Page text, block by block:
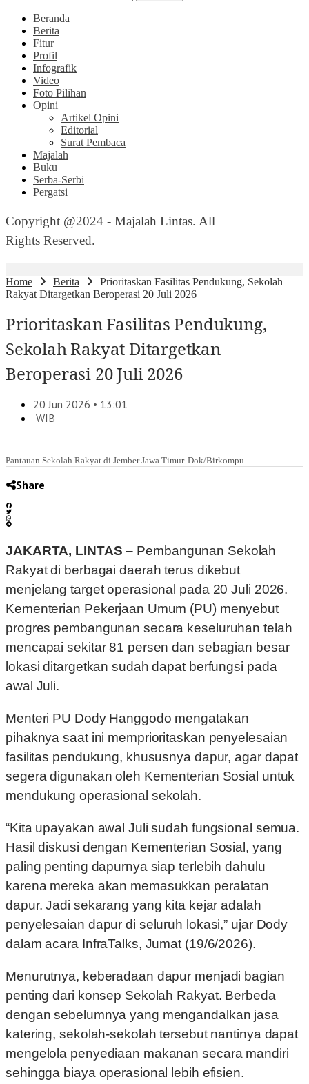
Beranda
Berita
Fitur
Profil
Infografik
Video
Foto Pilihan
Opini
Artikel Opini
Editorial
Surat Pembaca
Majalah
Buku
Serba-Serbi
Pergatsi
Copyright @2024 - Majalah Lintas. All
Rights Reserved.
Home Berita
Prioritaskan Fasilitas Pendukung, Sekolah
Rakyat Ditargetkan Beroperasi 20 Juli 2026
Prioritaskan Fasilitas Pendukung,
Sekolah Rakyat Ditargetkan
Beroperasi 20 Juli 2026
20 Jun 2026 • 13:01
WIB
Pantauan Sekolah Rakyat di Jember Jawa Timur. Dok/Birkompu
Share
JAKARTA, LINTAS – Pembangunan Sekolah
Rakyat di berbagai daerah terus dikebut
menjelang target operasional pada 20 Juli 2026.
Kementerian Pekerjaan Umum (PU) menyebut
progres pembangunan secara keseluruhan telah
mencapai sekitar 81 persen dan sebagian besar
lokasi ditargetkan sudah dapat berfungsi pada
awal Juli.
Menteri PU Dody Hanggodo mengatakan
pihaknya saat ini memprioritaskan penyelesaian
fasilitas pendukung, khususnya dapur, agar dapat
segera digunakan oleh Kementerian Sosial untuk
mendukung operasional sekolah.
“Kita upayakan awal Juli sudah fungsional semua.
Hasil diskusi dengan Kementerian Sosial, yang
paling penting dapurnya siap terlebih dahulu
karena mereka akan memasukkan peralatan
dapur. Jadi sekarang yang kita kejar adalah
penyelesaian dapur di seluruh lokasi,” ujar Dody
dalam acara InfraTalks, Jumat (19/6/2026).
Menurutnya, keberadaan dapur menjadi bagian
penting dari konsep Sekolah Rakyat. Berbeda
dengan sebelumnya yang mengandalkan jasa
katering, sekolah-sekolah tersebut nantinya dapat
mengelola penyediaan makanan secara mandiri
sehingga biaya operasional lebih efisien.